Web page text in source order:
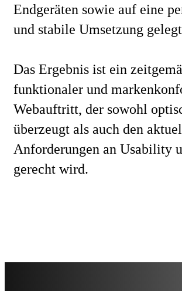
Endgeräten sowie auf eine
und stabile Umsetzung
Das Ergebnis ist ein
funktionaler und
Webauftritt, der sowohl
überzeugt als auch den
Anforderungen an Usability
gerecht wird.